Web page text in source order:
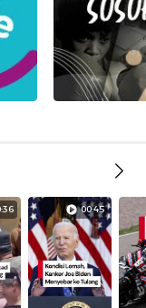
00:45